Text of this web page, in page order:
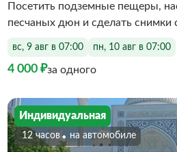
Посетить подземные пещеры,
песчаных дюн и сделать снимки
вс, 9 авг в 07:00 пн, 10 авг в 07:00
4 000 ₽за одного
Индивидуальная
12 часов На автомобиле